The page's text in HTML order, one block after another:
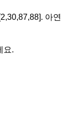
아연
요.